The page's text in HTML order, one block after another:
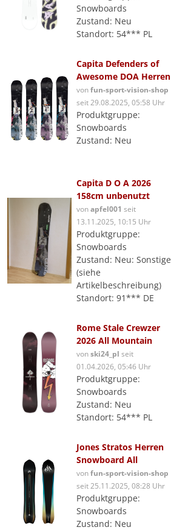
Snowboards
Zustand: Neu
Standort: 54*** PL
Capita Defenders of
Awesome DOA Herren
vonfun-sport-vision-shop
seit 29.08.2025, 05:58 Uhr
Produktgruppe:
Snowboards
Zustand: Neu
Capita D O A 2026
158cm unbenutzt
vonapfel001 seit
13.11.2025, 10:15 Uhr
Produktgruppe:
Snowboards
Zustand: Neu: Sonstige
(siehe
Artikelbeschreibung)
Standort: 91*** DE
Rome Stale Crewzer
2026 All Mountain
vonski24_pl seit
01.04.2026, 05:46 Uhr
Produktgruppe:
Snowboards
Zustand: Neu
Standort: 54*** PL
Jones Stratos Herren
Snowboard All
vonfun-sport-vision-shop
seit 25.11.2025, 08:28 Uhr
Produktgruppe:
Snowboards
Zustand: Neu